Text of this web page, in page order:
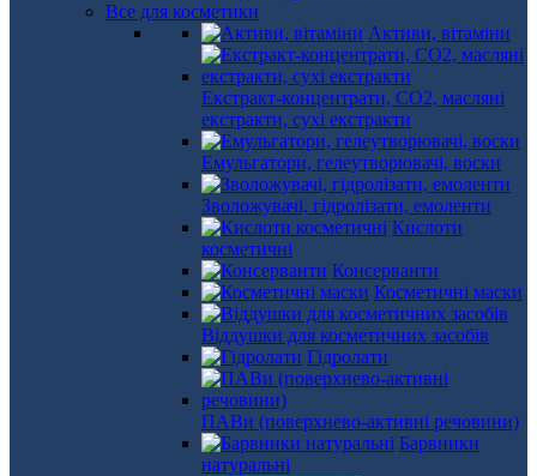
Все для косметики
Активи, вітаміни
Екстракт-концентрати, СО2, масляні
екстракти, сухі екстракти
Емульгатори, гелеутворювачі, воски
Зволожувачі, гідролізати, емоленти
Кислоти
косметичні
Консерванти
Косметичні маски
Віддушки для косметичних засобів
Гідролати
ПАВи (поверхнево-активні речовини)
Барвники
натуральні